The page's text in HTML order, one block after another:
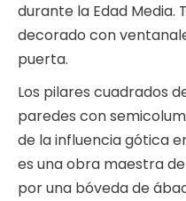
durante la Edad Media.
decorado con
puerta.
Los pilares cuadrados
paredes con
de la influencia gótica
es una obra maestra
por una bóveda de